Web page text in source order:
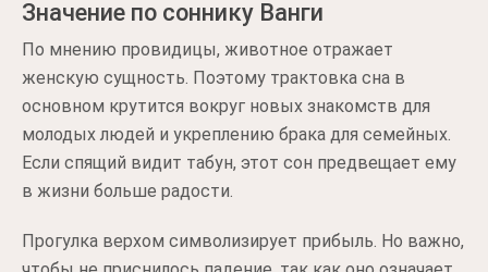
Значение по соннику Ванги
По мнению провидицы, животное отражает
женскую сущность. Поэтому трактовка сна в
основном крутится вокруг новых знакомств для
молодых людей и укреплению брака для семейных.
Если спящий видит табун, этот сон предвещает ему
в жизни больше радости.
Прогулка верхом символизирует прибыль. Но важно,